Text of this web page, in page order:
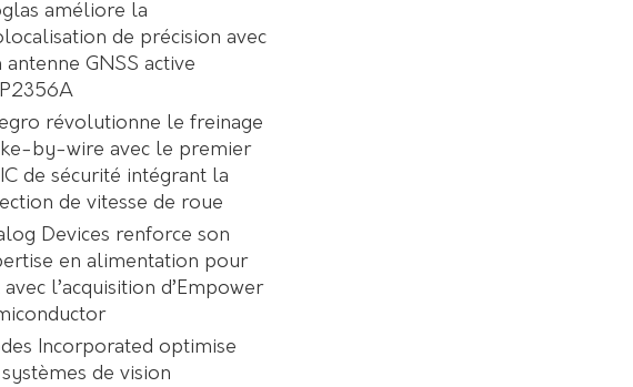
améliore la
de précision avec
antenne GNSS active
révolutionne le freinage
by-wire avec le premier
de sécurité intégrant la
de vitesse de roue
Devices renforce son
en alimentation pour
avec l’acquisition d’Empower
Incorporated optimise
de vision